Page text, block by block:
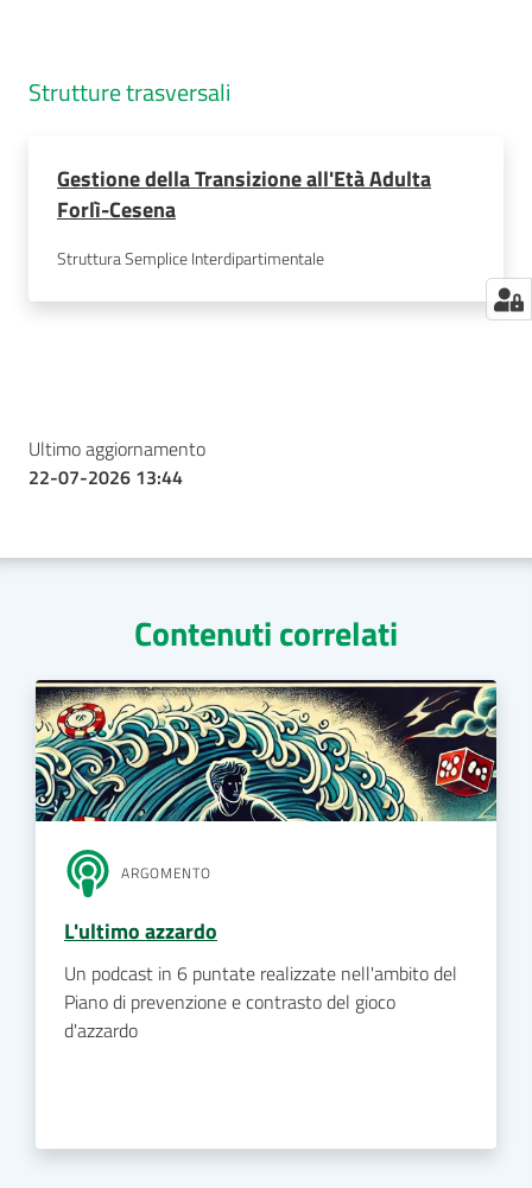
Strutture trasversali
Gestione della Transizione all'Età Adulta
Forlì-Cesena
Struttura Semplice Interdipartimentale
Ultimo aggiornamento
22-07-2026 13:44
Contenuti correlati
ARGOMENTO
L'ultimo azzardo
Un podcast in 6 puntate realizzate nell'ambito del
Piano di prevenzione e contrasto del gioco
d'azzardo